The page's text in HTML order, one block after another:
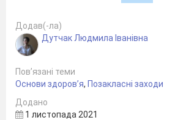
Додав(-ла)
Дутчак Людмила Іванівна
Пов’язані теми
Основи здоров’я, Позакласні заходи
Додано
1 листопада 2021